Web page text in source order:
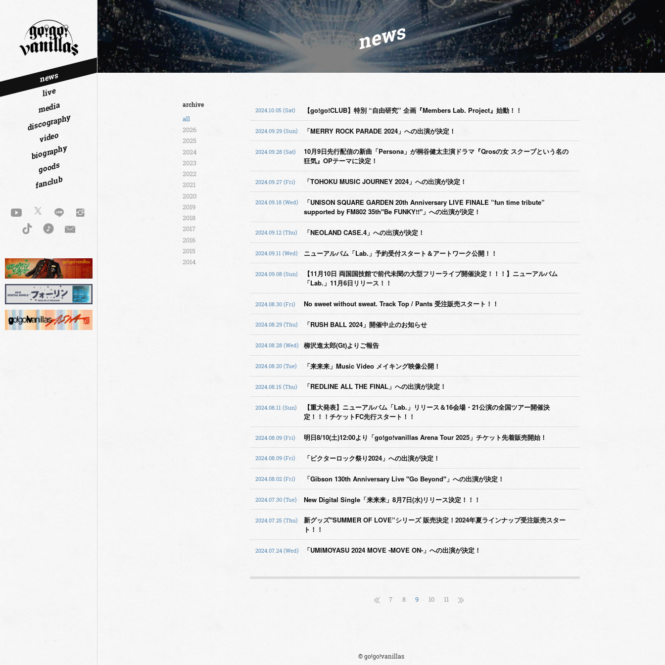
news
live
media
discography
video
biography
goods
fanclub
news
2024.10.05 (Sat) 【go!go!CLUB】特別 “自由研究” 企画『Members Lab. Project』始動！！
2024.09.29 (Sun) 「MERRY ROCK PARADE 2024」への出演が決定！
2024.09.28 (Sat)
10月9日先行配信の新曲「Persona」が桐谷健太主演ドラマ『Qrosの女 スクープという名の
狂気』OPテーマに決定！
2024.09.27 (Fri) 「TOHOKU MUSIC JOURNEY 2024」への出演が決定！
2024.09.18 (Wed)
「UNISON SQUARE GARDEN 20th Anniversary LIVE FINALE ”fun time tribute”
supported by FM802 35th"Be FUNKY!!"」への出演が決定！
2024.09.12 (Thu) 「NEOLAND CASE.4」への出演が決定！
2024.09.11 (Wed) ニューアルバム「Lab.」予約受付スタート＆アートワーク公開！！
2024.09.08 (Sun)
【11月10日 両国国技館で前代未聞の大型フリーライブ開催決定！！！】ニューアルバム
「Lab.」11月6日リリース！！
2024.08.30 (Fri) No sweet without sweat. Track Top / Pants 受注販売スタート！！
2024.08.29 (Thu) 「RUSH BALL 2024」開催中止のお知らせ
2024.08.28 (Wed) 柳沢進太郎(Gt)よりご報告
2024.08.20 (Tue) 「来来来」Music Video メイキング映像公開！
2024.08.15 (Thu) 「REDLINE ALL THE FINAL」への出演が決定！
2024.08.11 (Sun)
【重大発表】ニューアルバム「Lab.」リリース＆16会場・21公演の全国ツアー開催決
定！！！チケットFC先行スタート！！
2024.08.09 (Fri) 明日8/10(土)12:00より「go!go!vanillas Arena Tour 2025」チケット先着販売開始！
2024.08.09 (Fri) 「ビクターロック祭り2024」への出演が決定！
2024.08.02 (Fri) 「Gibson 130th Anniversary Live "Go Beyond"」への出演が決定！
2024.07.30 (Tue) New Digital Single「来来来」8月7日(水)リリース決定！！！
2024.07.25 (Thu)
新グッズ"SUMMER OF LOVE”シリーズ 販売決定！2024年夏ラインナップ受注販売スター
ト！！
2024.07.24 (Wed) 「UMIMOYASU 2024 MOVE -MOVE ON-」への出演が決定！
7 8 9 10 11
archive
all
2026
2025
2024
2023
2022
2021
2020
2019
2018
2017
2016
2015
2014
© go!go!vanillas